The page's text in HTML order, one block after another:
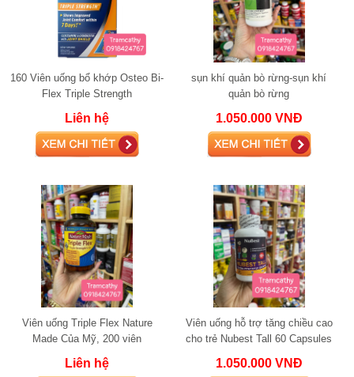
160 Viên uống bổ khớp Osteo Bi-
Flex Triple Strength
Liên hệ
sụn khí quản bò rừng-sụn khí
quản bò rừng
1.050.000 VNĐ
Viên uống Triple Flex Nature
Made Của Mỹ, 200 viên
Liên hệ
Viên uống hỗ trợ tăng chiều cao
cho trẻ Nubest Tall 60 Capsules
1.050.000 VNĐ